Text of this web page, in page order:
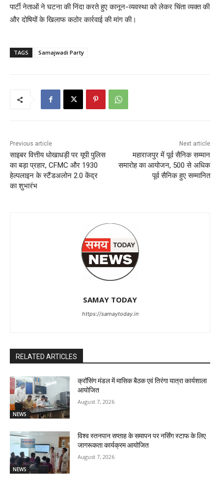
पार्टी नेताओं ने घटना की निंदा करते हुए कानून-व्यवस्था को लेकर चिंता व्यक्त की
और दोषियों के खिलाफ कठोर कार्रवाई की मांग की।
TAGS Samajwadi Party
Previous article
साइबर वित्तीय धोखाधड़ी पर यूपी पुलिस
का बड़ा प्रहार, CFMC और 1930
हेल्पलाइन के स्टैंडअलोन 2.0 केंद्र
का शुभारंभ
Next article
महाराजपुर में पूर्व सैनिक सम्मान
समारोह का आयोजन, 500 से अधिक
पूर्व सैनिक हुए सम्मानित
SAMAY TODAY
https://samaytoday.in
RELATED ARTICLES
NEWS
क्रॉसिंग मंडल में मासिक बैठक एवं तिरंगा यात्रा कार्यशाला
आयोजित
August 7, 2026
NEWS
विश्व स्तनपान सप्ताह के समापन पर नर्सिंग स्टाफ के लिए
जागरूकता कार्यक्रम आयोजित
August 7, 2026